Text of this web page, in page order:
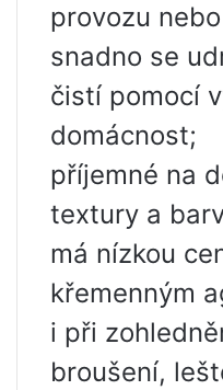
provozu
snadno se
čistí pomocí
domácnost;
příjemné na
textury a
má nízkou
křemenným
i při
broušení,